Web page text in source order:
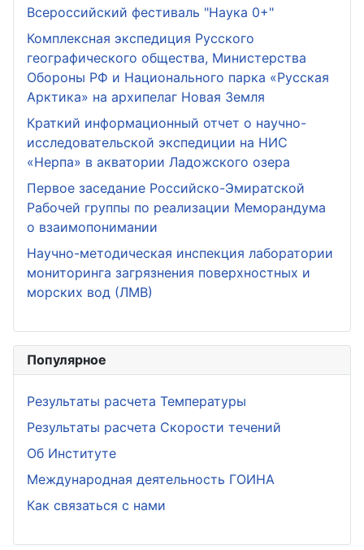
Всероссийский фестиваль "Наука 0+"
Комплексная экспедиция Русского
географического общества, Министерства
Обороны РФ и Национального парка «Русская
Арктика» на архипелаг Новая Земля
Краткий информационный отчет о научно-
исследовательской экспедиции на НИС
«Нерпа» в акватории Ладожского озера
Первое заседание Российско-Эмиратской
Рабочей группы по реализации Меморандума
о взаимопонимании
Научно-методическая инспекция лаборатории
мониторинга загрязнения поверхностных и
морских вод (ЛМВ)
Популярное
Результаты расчета Температуры
Результаты расчета Скорости течений
Об Институте
Международная деятельность ГОИНА
Как связаться с нами